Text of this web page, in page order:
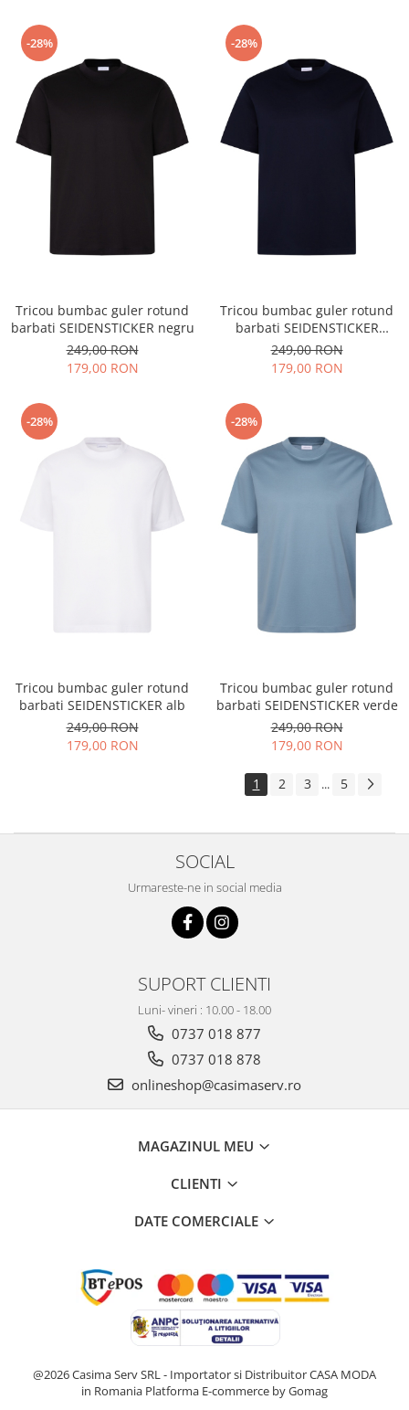
-28%
Tricou bumbac guler rotund
barbati SEIDENSTICKER negru
249,00 RON
179,00 RON
-28%
Tricou bumbac guler rotund
barbati SEIDENSTICKER
bleumarin
249,00 RON
179,00 RON
-28%
Tricou bumbac guler rotund
barbati SEIDENSTICKER alb
249,00 RON
179,00 RON
-28%
Tricou bumbac guler rotund
barbati SEIDENSTICKER verde
249,00 RON
179,00 RON
1 2 3 ... 5
SOCIAL
Urmareste-ne in social media
SUPORT CLIENTI
Luni- vineri : 10.00 - 18.00
0737 018 877
0737 018 878
onlineshop@casimaserv.ro
MAGAZINUL MEU
CLIENTI
DATE COMERCIALE
@2026 Casima Serv SRL - Importator si Distribuitor CASA MODA
in Romania Platforma E-commerce by Gomag